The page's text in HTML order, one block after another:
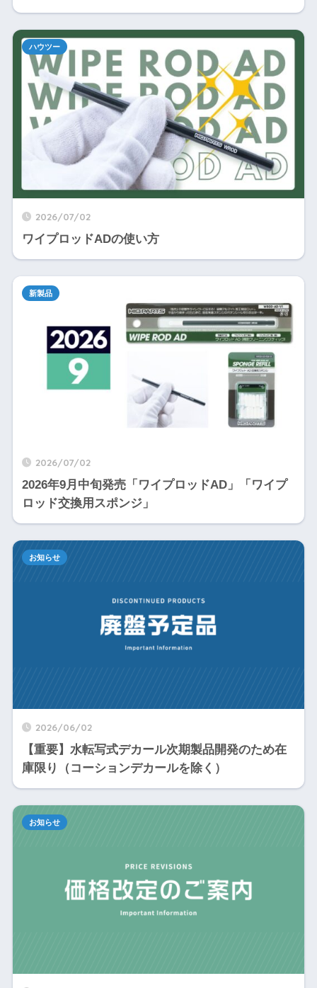
2026/07/02
ワイプロッドADの使い方
ハウツー
2026/07/02
2026年9月中旬発売「ワイプロッドAD」「ワイプ
ロッド交換用スポンジ」
新製品
2026/06/02
【重要】水転写式デカール次期製品開発のため在
庫限り（コーションデカールを除く）
お知らせ
お知らせ